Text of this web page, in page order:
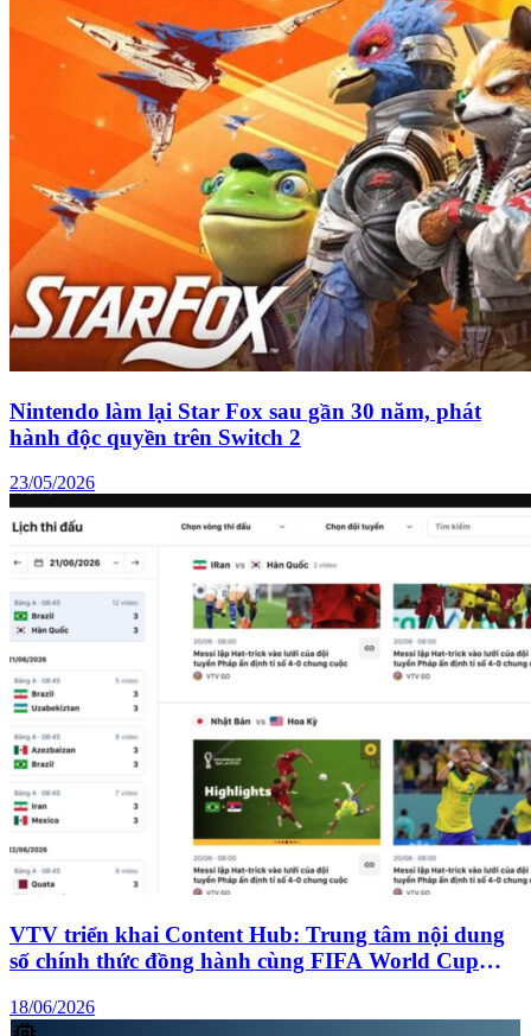
Nintendo làm lại Star Fox sau gần 30 năm, phát
hành độc quyền trên Switch 2
23/05/2026
VTV triển khai Content Hub: Trung tâm nội dung
số chính thức đồng hành cùng FIFA World Cup
18/06/2026